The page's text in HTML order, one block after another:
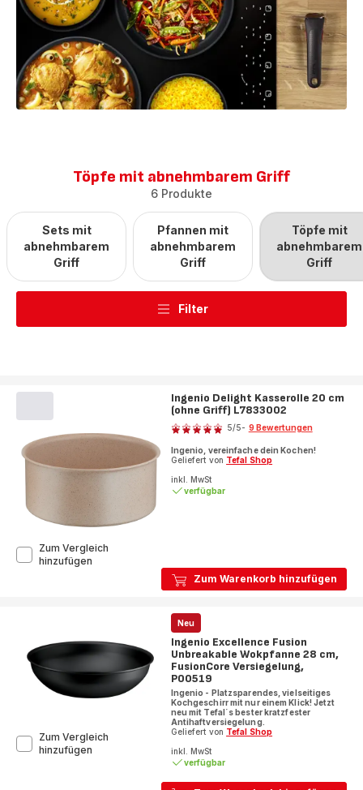
Töpfe mit abnehmbarem Griff
6 Produkte
Sets mit
abnehmbarem
Griff
Pfannen mit
abnehmbarem
Griff
Töpfe mit
abnehmbarem
Griff
Filter
Zum Warenkorb hinzufügen
Ingenio Delight Kasserolle 20 cm
(ohne Griff) L7833002
Bewertung
mit
Sternen
5/5- 9 Bewertungen
Ingenio, vereinfache dein Kochen!
Geliefert von Tefal Shop
inkl. MwSt
verfügbar
Zum Vergleich
hinzufügen
L7833002
Neu
Ingenio Excellence Fusion
Unbreakable Wokpfanne 28 cm,
FusionCore Versiegelung,
P00519
Ingenio - Platzsparendes, vielseitiges
Kochgeschirr mit nur einem Klick! Jetzt
neu mit Tefal´s bester kratzfester
Antihaftversiegelung.
Geliefert von Tefal Shop
inkl. MwSt
verfügbar
Zum Vergleich
hinzufügen